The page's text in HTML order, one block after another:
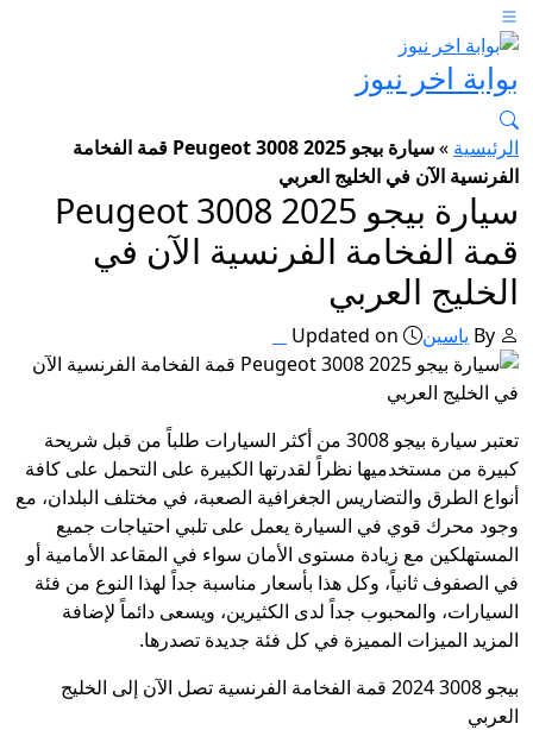
بوابة اخر نيوز
الرئيسية »
سيارة بيجو 2025 Peugeot 3008 قمة الفخامة
الفرنسية الآن في الخليج العربي
سيارة بيجو 2025 Peugeot 3008
قمة الفخامة الفرنسية الآن في
الخليج العربي
By ياسين Updated on
تعتبر سيارة بيجو 3008 من أكثر السيارات طلباً من قبل شريحة
كبيرة من مستخدميها نظراً لقدرتها الكبيرة على التحمل على كافة
أنواع الطرق والتضاريس الجغرافية الصعبة، في مختلف البلدان، مع
وجود محرك قوي في السيارة يعمل على تلبي احتياجات جميع
المستهلكين مع زيادة مستوى الأمان سواء في المقاعد الأمامية أو
في الصفوف ثانياً، وكل هذا بأسعار مناسبة جداً لهذا النوع من فئة
السيارات، والمحبوب جداً لدى الكثيرين، ويسعى دائماً لإضافة
المزيد الميزات المميزة في كل فئة جديدة تصدرها.
بيجو 3008 2024 قمة الفخامة الفرنسية تصل الآن إلى الخليج
العربي